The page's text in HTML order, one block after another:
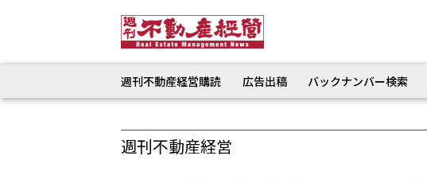
週刊不動産経営購読 広告出稿 バックナンバー検索
週刊不動産経営